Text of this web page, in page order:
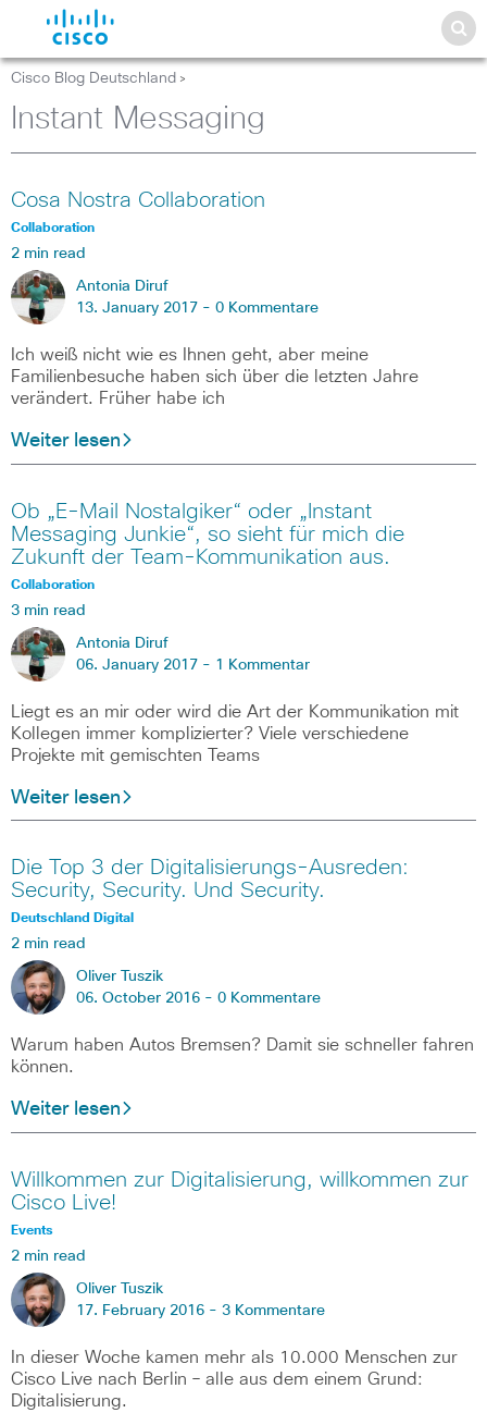
Cisco Blog Deutschland >
Instant Messaging
Cosa Nostra Collaboration
Collaboration
2 min read
Antonia Diruf
13. January 2017 - 0 Kommentare
Ich weiß nicht wie es Ihnen geht, aber meine
Familienbesuche haben sich über die letzten Jahre
verändert. Früher habe ich
Weiter lesen
Ob „E-Mail Nostalgiker“ oder „Instant
Messaging Junkie“, so sieht für mich die
Zukunft der Team-Kommunikation aus.
Collaboration
3 min read
Antonia Diruf
06. January 2017 - 1 Kommentar
Liegt es an mir oder wird die Art der Kommunikation mit
Kollegen immer komplizierter? Viele verschiedene
Projekte mit gemischten Teams
Weiter lesen
Die Top 3 der Digitalisierungs-Ausreden:
Security, Security. Und Security.
Deutschland Digital
2 min read
Oliver Tuszik
06. October 2016 - 0 Kommentare
Warum haben Autos Bremsen? Damit sie schneller fahren
können.
Weiter lesen
Willkommen zur Digitalisierung, willkommen zur
Cisco Live!
Events
2 min read
Oliver Tuszik
17. February 2016 - 3 Kommentare
In dieser Woche kamen mehr als 10.000 Menschen zur
Cisco Live nach Berlin – alle aus dem einem Grund:
Digitalisierung.